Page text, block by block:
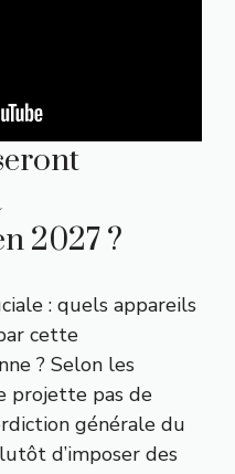
2027 ?
: quels appareils
cette
? Selon les
projette pas de
générale du
d’imposer des